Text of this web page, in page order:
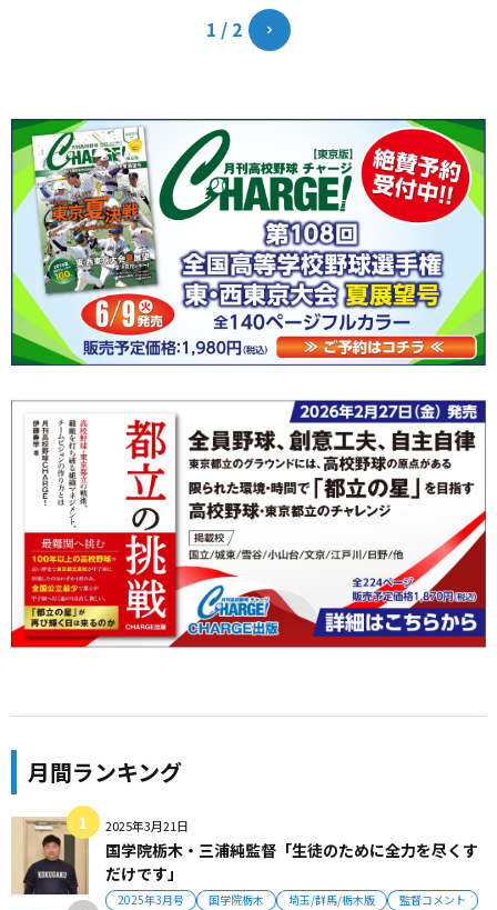
1 / 2
月間ランキング
2025年3月21日
国学院栃木・三浦純監督「生徒のために全力を尽くす
だけです」
2025年3月号 国学院栃木 埼玉/群馬/栃木版 監督コメント